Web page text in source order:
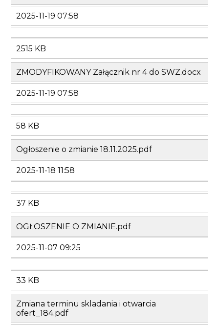
2025-11-19 07:58
2515 KB
ZMODYFIKOWANY Załącznik nr 4 do SWZ.docx
2025-11-19 07:58
58 KB
Ogłoszenie o zmianie 18.11.2025.pdf
2025-11-18 11:58
37 KB
OGŁOSZENIE O ZMIANIE.pdf
2025-11-07 09:25
33 KB
Zmiana terminu skladania i otwarcia
ofert_184.pdf